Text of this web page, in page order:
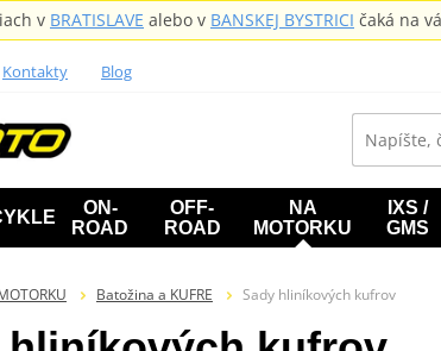
v BRATISLAVE alebo v BANSKEJ BYSTRICI čaká na
Kontakty Blog
ON-
ROAD
OFF-
ROAD
NA
MOTORKU
IXS /
GMS
Batožina a KUFRE Sady hliníkových kufrov